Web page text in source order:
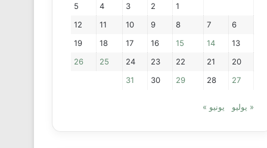
1
2
3
4
5
6
7
8
9
10
11
12
13
14
15
16
17
18
19
20
21
22
23
24
25
26
27
28
29
30
31
« يوليو يونيو »